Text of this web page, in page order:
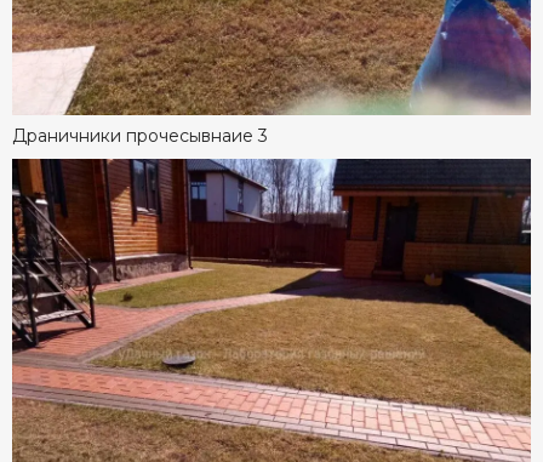
Драничники прочесывнаие 3